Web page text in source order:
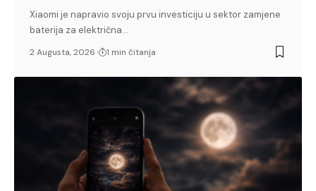
Xiaomi je napravio svoju prvu investiciju u sektor zamjene
baterija za električna…
2 Augusta, 2026 1 min čitanja